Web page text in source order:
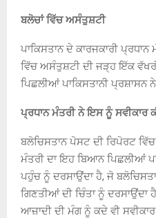
ਬਲੋਚਾਂ ਵਿੱਚ ਅਸੰਤੁਸ਼ਟੀ
ਪਾਕਿਸਤਾਨ ਦੇ ਕਾਰਜਕਾਰੀ
ਵਿੱਚ ਅਸੰਤੁਸ਼ਟੀ ਦੀ ਜੜ੍ਹ ਇੱਕ
ਪਿਛਲੀਆਂ ਪਾਕਿਸਤਾਨੀ ਪ੍ਰਸ਼ਾਸਨ
ਪ੍ਰਧਾਨ ਮੰਤਰੀ ਨੇ ਇਸ ਨੂੰ ਸਵੀਕਾਰ
ਬਲੋਚਿਸਤਾਨ ਪੋਸਟ ਦੀ ਰਿਪੋਰਟ
ਮੰਤਰੀ ਦਾ ਇਹ ਬਿਆਨ ਪਿਛਲੀਆਂ
ਪਹੁੰਚ ਨੂੰ ਦਰਸਾਉਂਦਾ ਹੈ, ਜੋ
ਗਿਣਤੀਆਂ ਦੀ ਚਿੰਤਾ ਨੂੰ
ਆਜ਼ਾਦੀ ਦੀ ਮੰਗ ਨੂੰ ਕਦੇ ਵੀ ਸਵੀਕਾਰ